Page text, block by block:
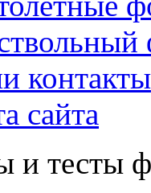
контакты
сайта
и тесты